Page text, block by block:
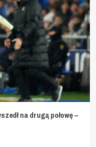
na drugą połowę –